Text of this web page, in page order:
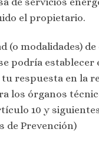
el propietario.
(o modalidades)
podría establecer
tu respuesta en la
los órganos
10 y
de Prevención)